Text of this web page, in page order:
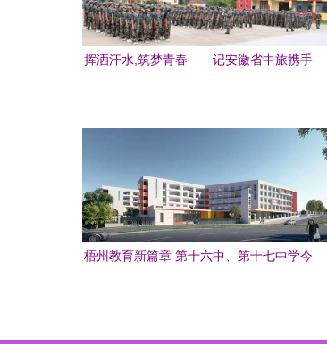
挥洒汗水,筑梦青春——记安徽省中旅携手
梧州教育新篇章 第十六中、第十七中学今